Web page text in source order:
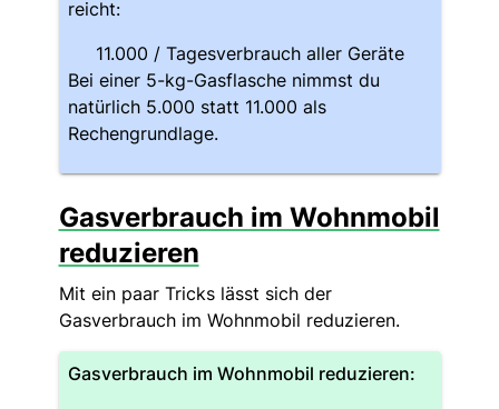
reicht:
11.000 / Tagesverbrauch aller Geräte
Bei einer 5-kg-Gasflasche nimmst du
natürlich 5.000 statt 11.000 als
Rechengrundlage.
Gasverbrauch im Wohnmobil
reduzieren
Mit ein paar Tricks lässt sich der
Gasverbrauch im Wohnmobil reduzieren.
Gasverbrauch im Wohnmobil reduzieren: